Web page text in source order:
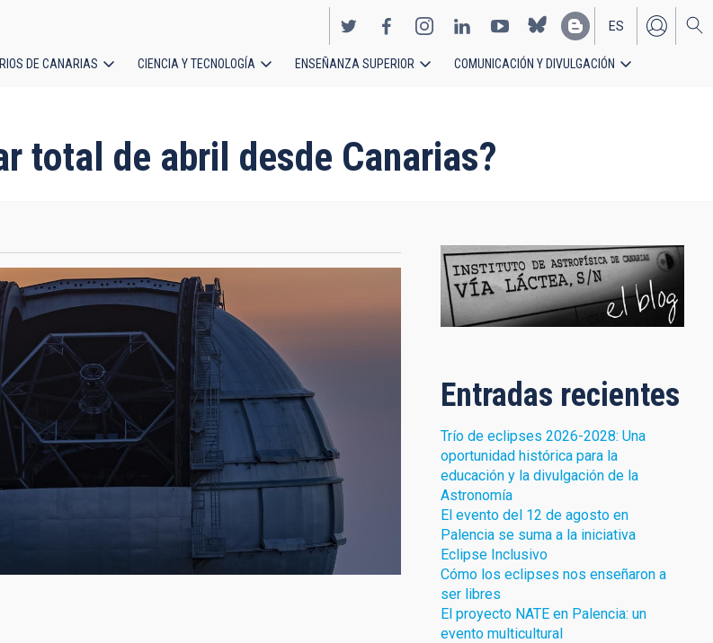
EN
ES
DE CANARIAS CIENCIA Y TECNOLOGÍA ENSEÑANZA SUPERIOR COMUNICACIÓN Y DIVULGACIÓN
total de abril desde Canarias?
de 2023. Créditos: Daniel López
Entradas recientes
Trío de eclipses 2026-2028: Una
oportunidad histórica para la
educación y la divulgación de la
Astronomía
El evento del 12 de agosto en
Palencia se suma a la iniciativa
Eclipse Inclusivo
Cómo los eclipses nos enseñaron a
ser libres
El proyecto NATE en Palencia: un
evento multicultural